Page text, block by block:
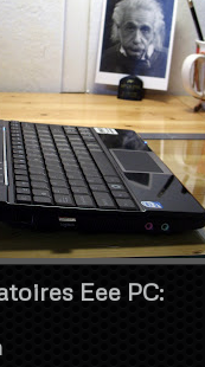
Eee PC: